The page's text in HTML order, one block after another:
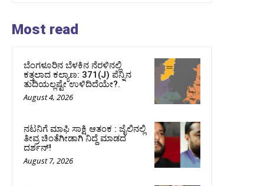
Most read
ಬೆಂಗಳೂರಿನ ಬೆಳಕಿನ ನೆರಳಿನಲ್ಲಿ
ಕತ್ತಲಾದ ಕಲ್ಯಾಣ: 371(J) ಪೆನ್ನಿನ
ತುದಿಯಲ್ಲಷ್ಟೇ ಉಳಿದಿದೆಯೇ?.
August 4, 2026
ನಟನಿಗೆ ಮಾಫಿ ಸಾಕ್ಷಿ ಆತಂಕ : ಜೈಲಿನಲ್ಲಿ
ತೀವ್ರ ಚಿಂತೆಗೀಡಾಗಿ ನಿದ್ದೆ ಮಾಡದ
ದರ್ಶನ್!
August 7, 2026